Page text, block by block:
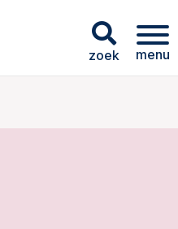
zoek menu